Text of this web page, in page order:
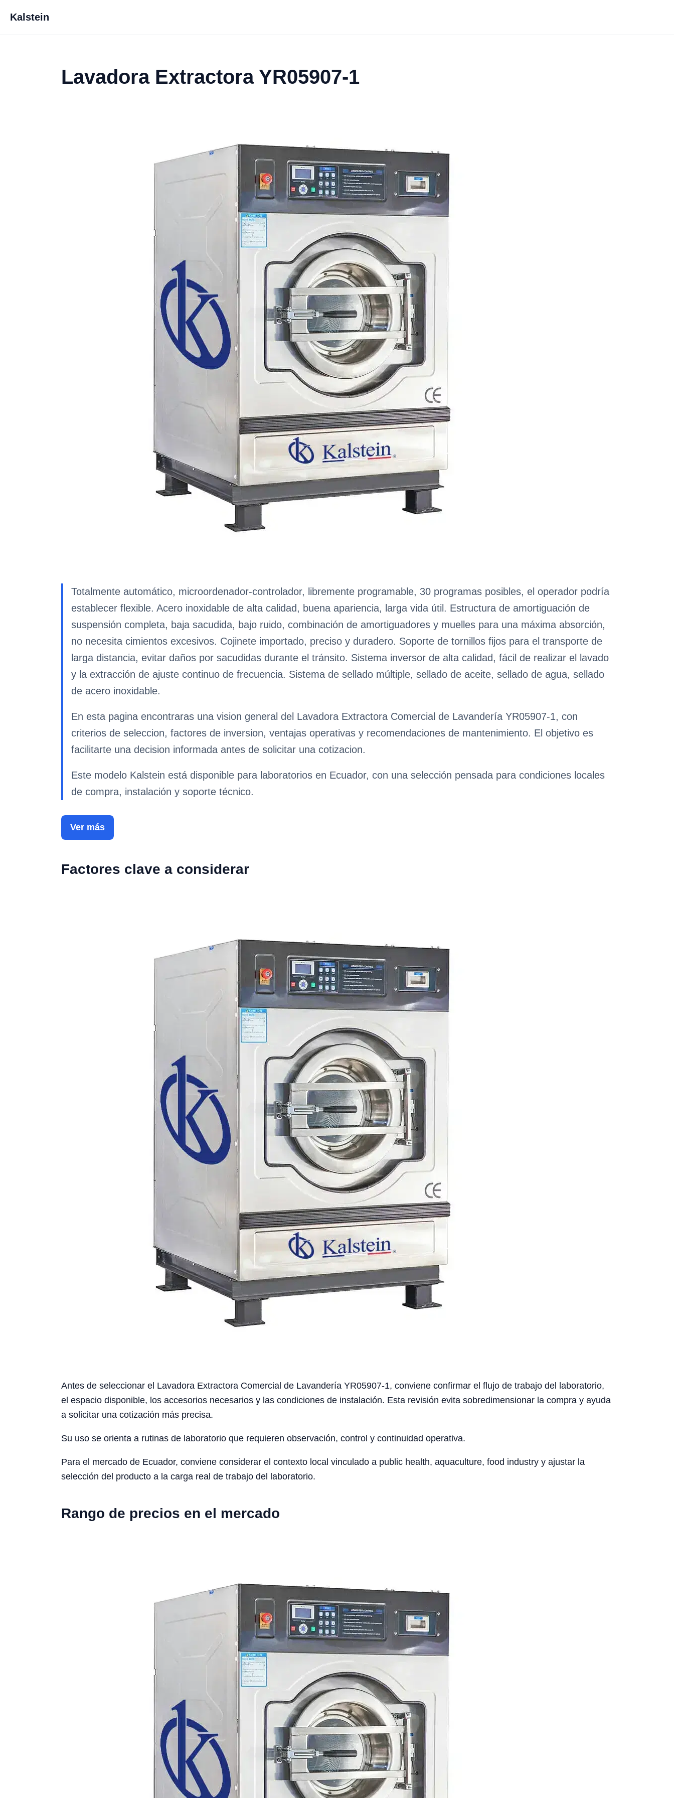
Kalstein
Lavadora Extractora YR05907-1
Totalmente automático, microordenador-controlador, libremente programable, 30 programas posibles, el operador podría
establecer flexible. Acero inoxidable de alta calidad, buena apariencia, larga vida útil. Estructura de amortiguación de
suspensión completa, baja sacudida, bajo ruido, combinación de amortiguadores y muelles para una máxima absorción,
no necesita cimientos excesivos. Cojinete importado, preciso y duradero. Soporte de tornillos fijos para el transporte de
larga distancia, evitar daños por sacudidas durante el tránsito. Sistema inversor de alta calidad, fácil de realizar el lavado
y la extracción de ajuste continuo de frecuencia. Sistema de sellado múltiple, sellado de aceite, sellado de agua, sellado
de acero inoxidable.
En esta pagina encontraras una vision general del Lavadora Extractora Comercial de Lavandería YR05907-1, con
criterios de seleccion, factores de inversion, ventajas operativas y recomendaciones de mantenimiento. El objetivo es
facilitarte una decision informada antes de solicitar una cotizacion.
Este modelo Kalstein está disponible para laboratorios en Ecuador, con una selección pensada para condiciones locales
de compra, instalación y soporte técnico.
Ver más
Factores clave a considerar
Antes de seleccionar el Lavadora Extractora Comercial de Lavandería YR05907-1, conviene confirmar el flujo de trabajo del laboratorio,
el espacio disponible, los accesorios necesarios y las condiciones de instalación. Esta revisión evita sobredimensionar la compra y ayuda
a solicitar una cotización más precisa.
Su uso se orienta a rutinas de laboratorio que requieren observación, control y continuidad operativa.
Para el mercado de Ecuador, conviene considerar el contexto local vinculado a public health, aquaculture, food industry y ajustar la
selección del producto a la carga real de trabajo del laboratorio.
Rango de precios en el mercado